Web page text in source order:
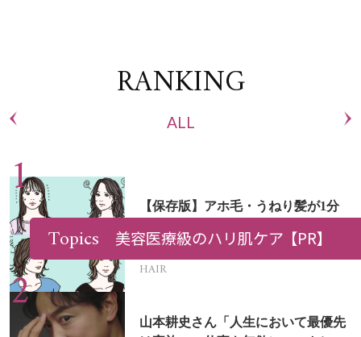
RANKING
ALL
【保存版】アホ毛・うねり髪が1分
アアイテム16選
HAIR
山本耕史さん「人生において最優先
Topics 美容医療級のハリ肌ケア【PR】